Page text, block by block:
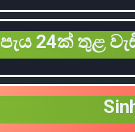
පැය 24ක් තුළ